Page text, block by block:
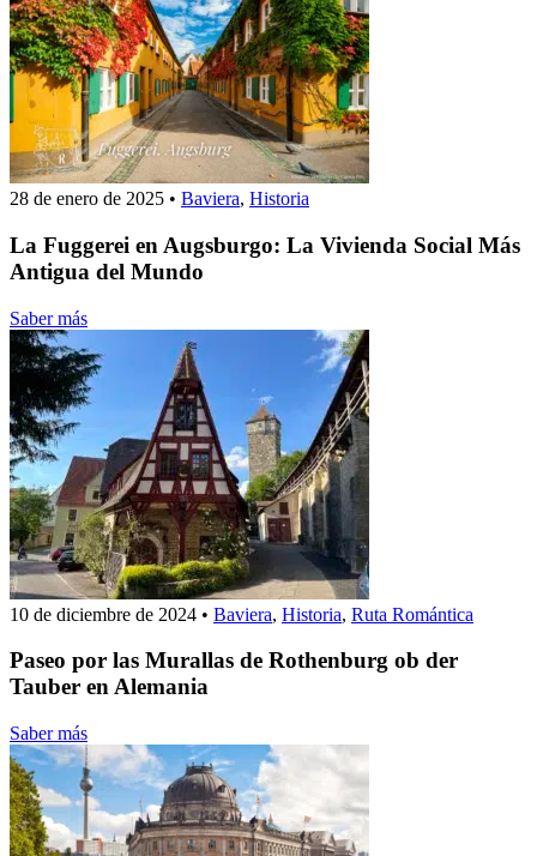
28 de enero de 2025 • Baviera, Historia
La Fuggerei en Augsburgo: La Vivienda Social Más
Antigua del Mundo
Saber más
10 de diciembre de 2024 • Baviera, Historia, Ruta Romántica
Paseo por las Murallas de Rothenburg ob der
Tauber en Alemania
Saber más